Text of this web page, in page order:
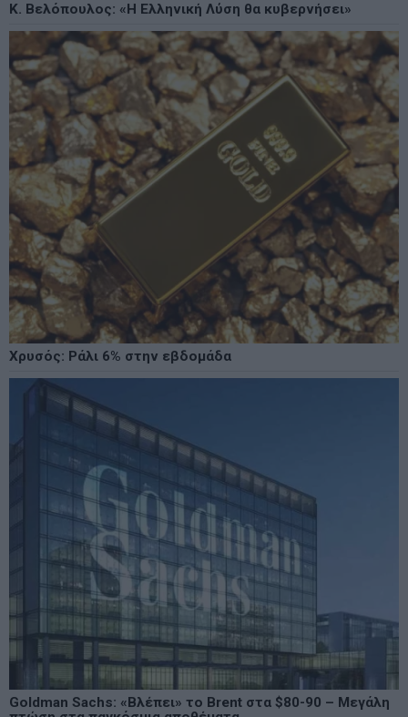
Κ. Βελόπουλος: «Η Ελληνική Λύση θα κυβερνήσει»
Χρυσός: Ράλι 6% στην εβδομάδα
Goldman Sachs: «Βλέπει» το Brent στα $80-90 – Μεγάλη